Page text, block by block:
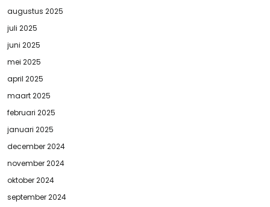
augustus 2025
juli 2025
juni 2025
mei 2025
april 2025
maart 2025
februari 2025
januari 2025
december 2024
november 2024
oktober 2024
september 2024